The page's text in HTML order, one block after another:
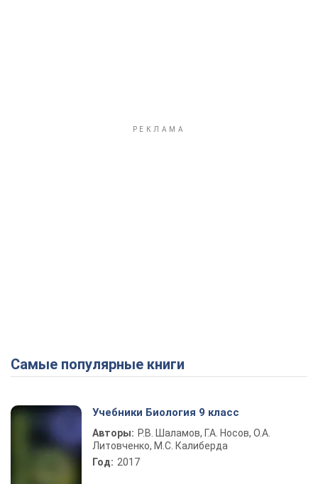
Самые популярные книги
Учебники Биология 9 класс
Авторы: Р.В. Шаламов, Г.А. Носов, О.А.
Литовченко, М.С. Калиберда
Год: 2017